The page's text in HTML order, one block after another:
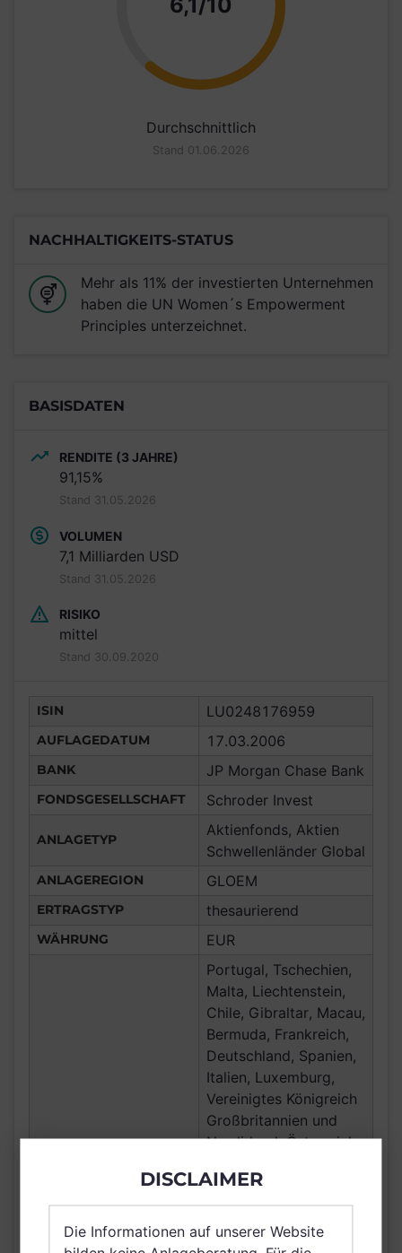
Durchschnittlich
Stand 01.06.2026
NACHHALTIGKEITS-STATUS
Mehr als 11% der investierten Unternehmen
haben die UN Women´s Empowerment
Principles unterzeichnet.
BASISDATEN
RENDITE (3 JAHRE)
91,15%
Stand 31.05.2026
VOLUMEN
7,1 Milliarden USD
Stand 31.05.2026
RISIKO
mittel
Stand 30.09.2020
ISIN LU0248176959
AUFLAGEDATUM 17.03.2006
BANK JP Morgan Chase Bank
FONDSGESELLSCHAFT Schroder Invest
ANLAGETYP
Aktienfonds, Aktien
Schwellenländer Global
ANLAGEREGION GLOEM
ERTRAGSTYP thesaurierend
WÄHRUNG EUR
VERTRIEBSZULASSUNG
Portugal, Tschechien,
Malta, Liechtenstein,
Chile, Gibraltar, Macau,
Bermuda, Frankreich,
Deutschland, Spanien,
Italien, Luxemburg,
Vereinigtes Königreich
Großbritannien und
Nordirland, Österreich,
Finnland, Dänemark,
Hong Kong, Ungarn,
Island, Slowakei,
DISCLAIMER
Die Informationen auf unserer Website